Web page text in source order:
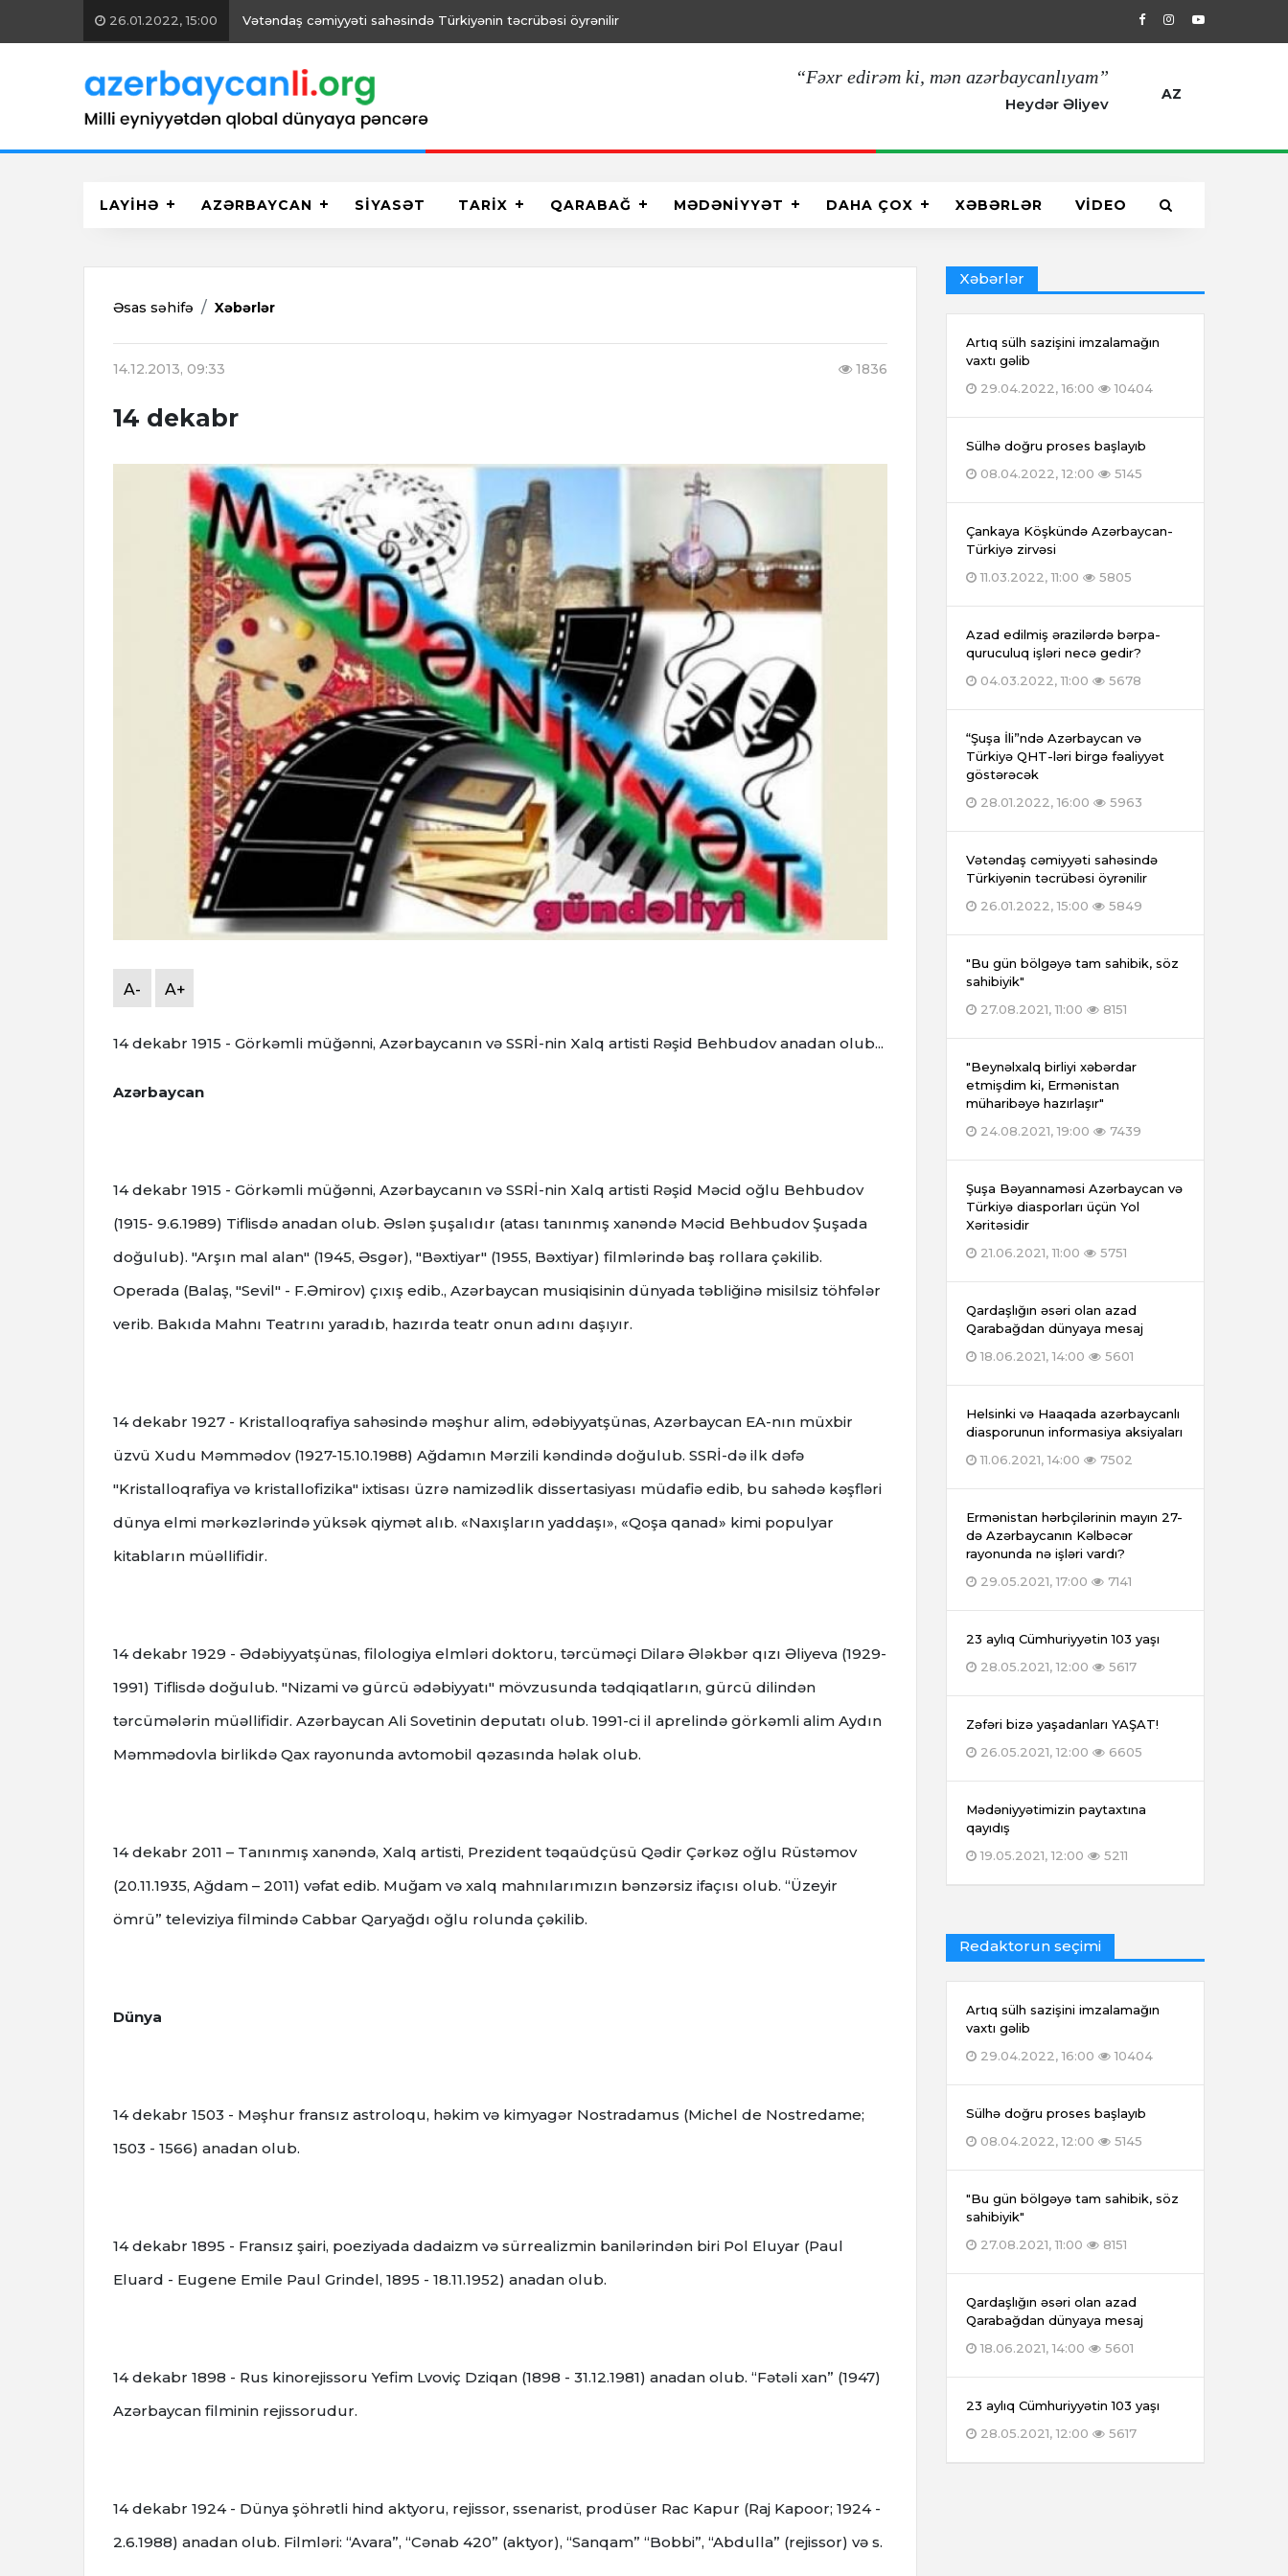
26.01.2022, 15:00 Vətəndaş cəmiyyəti sahəsində Türkiyənin təcrübəsi öyrənilir 29.04.2022, 16:00 Artıq sülh
“Fəxr edirəm ki, mən azərbaycanlıyam”
Heydər Əliyev
AZ
LAYİHƏ AZƏRBAYCAN SİYASƏT TARİX QARABAĞ MƏDƏNİYYƏT DAHA ÇOX XƏBƏRLƏR VİDEO
Əsas səhifə Xəbərlər
14.12.2013, 09:33 1836
14 dekabr
A- A+
14 dekabr 1915 - Görkəmli müğənni, Azərbaycanın və SSRİ-nin Xalq artisti Rəşid Behbudov anadan olub...
Azərbaycan
14 dekabr 1915 - Görkəmli müğənni, Azərbaycanın və SSRİ-nin Xalq artisti Rəşid Məcid oğlu Behbudov
(1915- 9.6.1989) Tiflisdə anadan olub. Əslən şuşalıdır (atası tanınmış xanəndə Məcid Behbudov Şuşada
doğulub). "Arşın mal alan" (1945, Əsgər), "Bəxtiyar" (1955, Bəxtiyar) filmlərində baş rollara çəkilib.
Operada (Balaş, "Sevil" - F.Əmirov) çıxış edib., Azərbaycan musiqisinin dünyada təbliğinə misilsiz töhfələr
verib. Bakıda Mahnı Teatrını yaradıb, hazırda teatr onun adını daşıyır.
14 dekabr 1927 - Kristalloqrafiya sahəsində məşhur alim, ədəbiyyatşünas, Azərbaycan EA-nın müxbir
üzvü Xudu Məmmədov (1927-15.10.1988) Ağdamın Mərzili kəndində doğulub. SSRİ-də ilk dəfə
"Kristalloqrafiya və kristallofizika" ixtisası üzrə namizədlik dissertasiyası müdafiə edib, bu sahədə kəşfləri
dünya elmi mərkəzlərində yüksək qiymət alıb. «Naxışların yaddaşı», «Qoşa qanad» kimi populyar
kitabların müəllifidir.
14 dekabr 1929 - Ədəbiyyatşünas, filologiya elmləri doktoru, tərcüməçi Dilarə Ələkbər qızı Əliyeva (1929-
1991) Tiflisdə doğulub. "Nizami və gürcü ədəbiyyatı" mövzusunda tədqiqatların, gürcü dilindən
tərcümələrin müəllifidir. Azərbaycan Ali Sovetinin deputatı olub. 1991-ci il aprelində görkəmli alim Aydın
Məmmədovla birlikdə Qax rayonunda avtomobil qəzasında həlak olub.
14 dekabr 2011 – Tanınmış xanəndə, Xalq artisti, Prezident təqaüdçüsü Qədir Çərkəz oğlu Rüstəmov
(20.11.1935, Ağdam – 2011) vəfat edib. Muğam və xalq mahnılarımızın bənzərsiz ifaçısı olub. “Üzeyir
ömrü” televiziya filmində Cabbar Qaryağdı oğlu rolunda çəkilib.
Dünya
14 dekabr 1503 - Məşhur fransız astroloqu, həkim və kimyagər Nostradamus (Michel de Nostredame;
1503 - 1566) anadan olub.
14 dekabr 1895 - Fransız şairi, poeziyada dadaizm və sürrealizmin banilərindən biri Pol Eluyar (Paul
Eluard - Eugene Emile Paul Grindel, 1895 - 18.11.1952) anadan olub.
14 dekabr 1898 - Rus kinorejissoru Yefim Lvoviç Dziqan (1898 - 31.12.1981) anadan olub. “Fətəli xan” (1947)
Azərbaycan filminin rejissorudur.
14 dekabr 1924 - Dünya şöhrətli hind aktyoru, rejissor, ssenarist, prodüser Rac Kapur (Raj Kapoor; 1924 -
2.6.1988) anadan olub. Filmləri: “Avara”, “Cənab 420” (aktyor), “Sanqam” “Bobbi”, “Abdulla” (rejissor) və s.
Xəbərlər
Artıq sülh sazişini imzalamağın
vaxtı gəlib
29.04.2022, 16:00
10404
Sülhə doğru proses başlayıb
08.04.2022, 12:00
5145
Çankaya Köşkündə Azərbaycan-
Türkiyə zirvəsi
11.03.2022, 11:00
5805
Azad edilmiş ərazilərdə bərpa-
quruculuq işləri necə gedir?
04.03.2022, 11:00
5678
“Şuşa İli”ndə Azərbaycan və
Türkiyə QHT-ləri birgə fəaliyyət
göstərəcək
28.01.2022, 16:00
5963
Vətəndaş cəmiyyəti sahəsində
Türkiyənin təcrübəsi öyrənilir
26.01.2022, 15:00
5849
"Bu gün bölgəyə tam sahibik, söz
sahibiyik"
27.08.2021, 11:00
8151
"Beynəlxalq birliyi xəbərdar
etmişdim ki, Ermənistan
müharibəyə hazırlaşır"
24.08.2021, 19:00
7439
Şuşa Bəyannaməsi Azərbaycan və
Türkiyə diasporları üçün Yol
Xəritəsidir
21.06.2021, 11:00
5751
Qardaşlığın əsəri olan azad
Qarabağdan dünyaya mesaj
18.06.2021, 14:00
5601
Helsinki və Haaqada azərbaycanlı
diasporunun informasiya aksiyaları
11.06.2021, 14:00
7502
Ermənistan hərbçilərinin mayın 27-
də Azərbaycanın Kəlbəcər
rayonunda nə işləri vardı?
29.05.2021, 17:00
7141
23 aylıq Cümhuriyyətin 103 yaşı
28.05.2021, 12:00
5617
Zəfəri bizə yaşadanları YAŞAT!
26.05.2021, 12:00
6605
Mədəniyyətimizin paytaxtına
qayıdış
19.05.2021, 12:00
5211
Redaktorun seçimi
Artıq sülh sazişini imzalamağın
vaxtı gəlib
29.04.2022, 16:00
10404
Sülhə doğru proses başlayıb
08.04.2022, 12:00
5145
"Bu gün bölgəyə tam sahibik, söz
sahibiyik"
27.08.2021, 11:00
8151
Qardaşlığın əsəri olan azad
Qarabağdan dünyaya mesaj
18.06.2021, 14:00
5601
23 aylıq Cümhuriyyətin 103 yaşı
28.05.2021, 12:00
5617